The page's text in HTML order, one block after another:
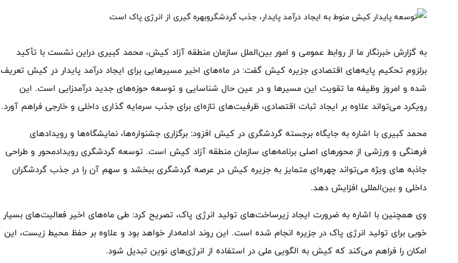
به گزارش خبرنگار ما از روابط عمومی و امور بین‌الملل سازمان منطقه آزاد کیش، محمد کبیری دراین نشست با تأکید
برلزوم تحکیم پایه‌های اقتصادی جزیره کیش گفت: در ماه‌های اخیر مسیرهایی برای ایجاد درآمد پایدار در کیش تعریف
شده و امروز وظیفه ما تقویت این مسیرها و در عین حال شناسایی و توسعه حوزه‌های جدید درآمدزایی است. این
رویکرد می‌تواند علاوه بر ایجاد ثبات اقتصادی، ظرفیت‌های تازه‌ای برای جذب سرمایه ‌گذاری داخلی و خارجی فراهم آورد.
محمد کبیری با اشاره به جایگاه برجسته گردشگری در کیش افزود: برگزاری جشنواره‌ها، نمایشگاه‌ها و رویدادهای
فرهنگی و ورزشی از محورهای اصلی برنامه‌های سازمان منطقه آزاد کیش است. توسعه گردشگری رویدادمحور و طراحی
جاذبه های ویژه می‌تواند چهره‌ای متمایز به جزیره کیش در عرصه گردشگری ببخشد و سهم آن را در جذب گردشگران
داخلی و بین‌المللی افزایش دهد.
وی همچنین با اشاره به ضرورت ایجاد زیرساخت‌های تولید انرژی پاک، تصریح کرد: طی ماه‌های اخیر فعالیت‌های بسیار
خوبی برای تولید انرژی پاک در جزیره انجام شده است. این روند ادامه‌دار خواهد بود و علاوه بر حفظ محیط ‌زیست، این
امکان را فراهم می‌کند که کیش به الگویی ملی در استفاده از انرژی‌های نوین تبدیل شود.